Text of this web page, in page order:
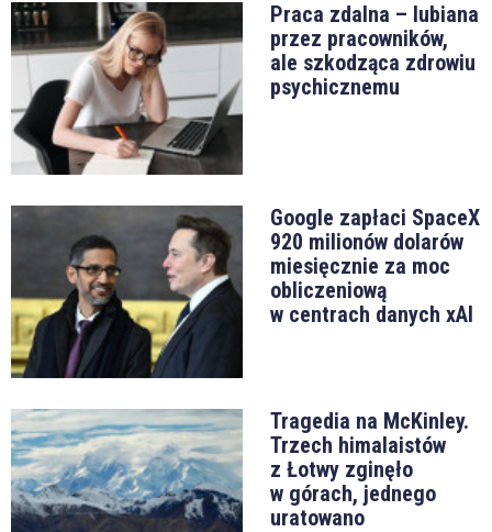
Praca zdalna – lubiana
przez pracowników,
ale szkodząca zdrowiu
psychicznemu
Google zapłaci SpaceX
920 milionów dolarów
miesięcznie za moc
obliczeniową
w centrach danych xAI
Tragedia na McKinley.
Trzech himalaistów
z Łotwy zginęło
w górach, jednego
uratowano